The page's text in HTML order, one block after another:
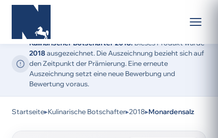
Kulinarischer Botschafter 2018:Dieses Produkt wurde
2018ausgezeichnet. Die Auszeichnung bezieht sich auf
den Zeitpunkt der Prämierung. Eine erneute
Auszeichnung setzt eine neue Bewerbung und
Bewertung voraus.
Startseite▸Kulinarische Botschafter▸2018▸Monardensalz